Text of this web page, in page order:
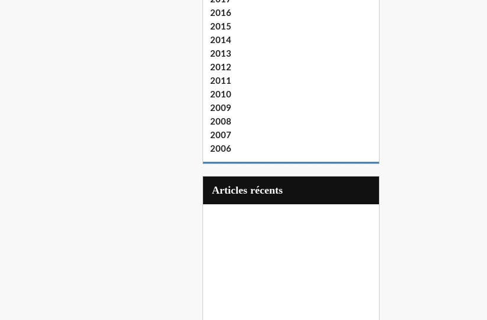
2016
2015
2014
2013
2012
2011
2010
2009
2008
2007
2006
articles récents